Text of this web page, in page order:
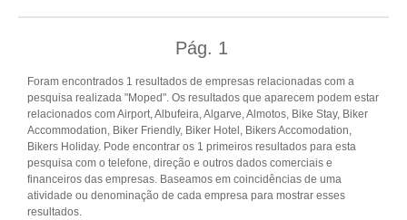
Pág. 1
Foram encontrados 1 resultados de empresas relacionadas com a
pesquisa realizada "Moped". Os resultados que aparecem podem estar
relacionados com Airport, Albufeira, Algarve, Almotos, Bike Stay, Biker
Accommodation, Biker Friendly, Biker Hotel, Bikers Accomodation,
Bikers Holiday. Pode encontrar os 1 primeiros resultados para esta
pesquisa com o telefone, direção e outros dados comerciais e
financeiros das empresas. Baseamos em coincidências de uma
atividade ou denominação de cada empresa para mostrar esses
resultados.